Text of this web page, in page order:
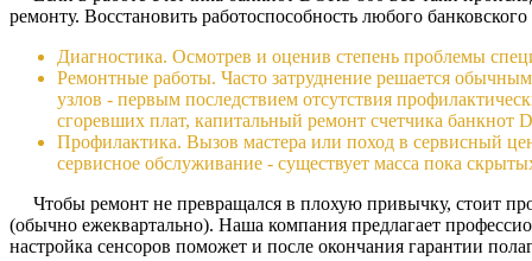
ремонту. Восстановить работоспособность любого
Диагностика. Осмотрев и оценив степень проблемы
Ремонтные работы. Часто затруднение решается
узлов - первым последствием отсутствия
сгоревших плат, капитальный ремонт счетчика
Профилактика. Вызов мастера или поход в сервисный
сервисное обслуживание - существует масса пока
Чтобы ремонт не превращался в плохую привычку, стоит
(обычно ежеквартально). Наша компания предлагает
настройка сенсоров поможет и после окончания гарантии